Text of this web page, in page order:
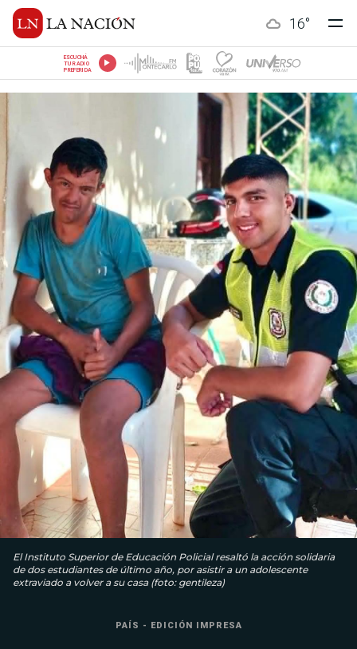
16°
ESCUCHÁ
TU RADIO
PREFERIDA
El Instituto Superior de Educación Policial resaltó la acción solidaria
de dos estudiantes de último año, por asistir a un adolescente
extraviado a volver a su casa (foto: gentileza)
PAÍS - EDICIÓN IMPRESA